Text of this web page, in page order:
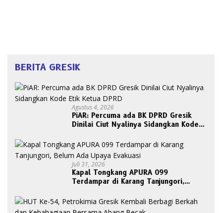
BERITA GRESIK
Agustus 4, 2026
PiAR: Percuma ada BK DPRD Gresik
Dinilai Ciut Nyalinya Sidangkan Kode
Juli 31, 2026
Kapal Tongkang APURA 099
Terdampar di Karang Tanjungori,